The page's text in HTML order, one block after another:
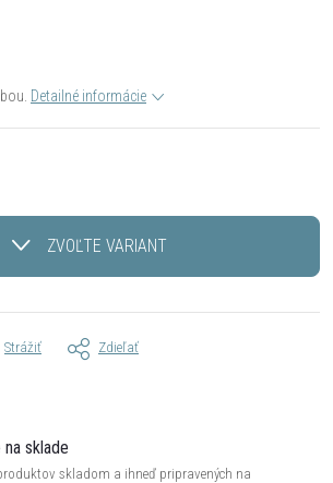
Detailné informácie
ZVOĽTE VARIANT
Strážiť Zdieľať
sklade
skladom a ihneď pripravených na